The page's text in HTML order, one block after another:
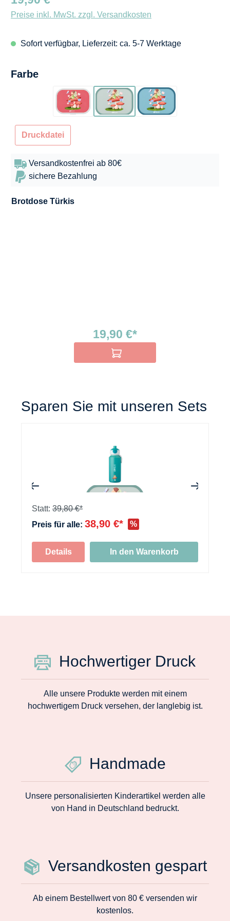
Brotdose Türkis
19,90 €*
In den Warenkorb
Preise inkl. MwSt. zzgl. Versandkosten
Sofort verfügbar, Lieferzeit: ca. 5-7 Werktage
Farbeauswählen
Flamingo Türkis Blau
Druckdatei
Versandkostenfrei ab 80€
sichere Bezahlung
Sparen Sie mit unseren Sets
Statt: 39,80 €*
Preis für alle: 38,90 €* %
Details In den Warenkorb
Hochwertiger Druck
Alle unsere Produkte werden mit einem
hochwertigem Druck versehen, der langlebig ist.
Handmade
Unsere personalisierten Kinderartikel werden alle
von Hand in Deutschland bedruckt.
Versandkosten gespart
Ab einem Bestellwert von 80 € versenden wir
kostenlos.